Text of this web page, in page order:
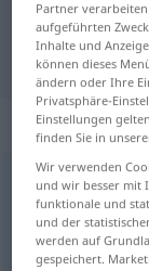
"stvoriti"
stvoriti < stvoren>
Übersicht
(Für mehr Details
Partner
aufgeführten
Inhalte und
können dieses
ändern oder Ihre
Privatsphäre-
Einstellungen
finden Sie in
Wir verwenden
und wir besser mit
funktionale und
und der
werden auf
gespeichert.